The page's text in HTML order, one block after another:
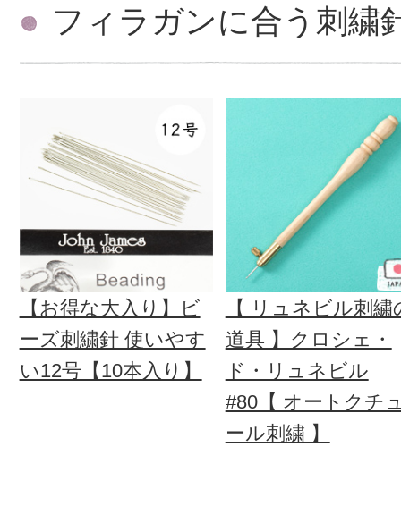
フィラガンに合う刺繍
【お得な大入り】ビ
ーズ刺繍針 使いやす
い12号【10本入り】
【 リュネビル刺繍
道具 】クロシェ・
ド・リュネビル
#80【 オートクチ
ール刺繍 】